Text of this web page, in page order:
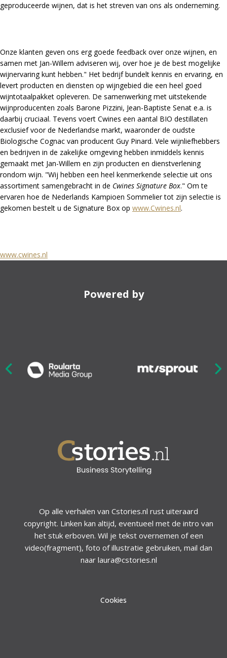
geproduceerde wijnen, dat is het streven van ons als onderneming.
Onze klanten geven ons erg goede feedback over onze wijnen, en
samen met Jan-Willem adviseren wij, over hoe je de best mogelijke
wijnervaring kunt hebben." Het bedrijf bundelt kennis en ervaring, en
levert producten en diensten op wijngebied die een heel goed
wijntotaalpakket opleveren. De samenwerking met uitstekende
wijnproducenten zoals Barone Pizzini, Jean-Baptiste Senat e.a. is
daarbij cruciaal. Tevens voert Cwines een aantal BIO destillaten
exclusief voor de Nederlandse markt, waaronder de oudste
Biologische Cognac van producent Guy Pinard. Vele wijnliefhebbers
en bedrijven in de zakelijke omgeving hebben inmiddels kennis
gemaakt met Jan-Willem en zijn producten en dienstverlening
rondom wijn. "Wij hebben een heel kenmerkende selectie uit ons
assortiment samengebracht in de Cwines Signature Box." Om te
ervaren hoe de Nederlands Kampioen Sommelier tot zijn selectie is
gekomen bestelt u de Signature Box op www.Cwines.nl.
www.cwines.nl
Powered by
Op alle verhalen van Cstories.nl rust uiteraard
copyright. Linken kan altijd, eventueel met de intro van
het stuk erboven. Wil je tekst overnemen of een
video(fragment), foto of illustratie gebruiken, mail dan
naar laura@cstories.nl
Cookies